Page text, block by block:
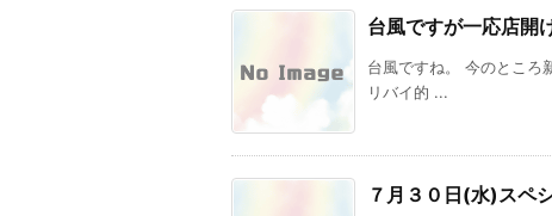
台風ですが一応店開
台風ですね。 今のところ
リバイ的 ...
７月３０日(水)スペ